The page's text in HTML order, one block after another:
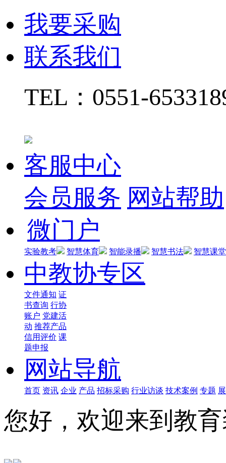
我要采购
联系我们
TEL： 0551-
客服中心
会员服务 网站帮助
微门户
实验教考 智慧体育 智能录播 智慧书法 智慧课堂
中教协专区
文件通知 证
书查询 行协
账户 党建活
动 推荐产品
信用评价 课
题申报
网站导航
首页 资讯 企业 产品 招标采购 行业访谈 技术案例 专题
您好，欢迎来到教